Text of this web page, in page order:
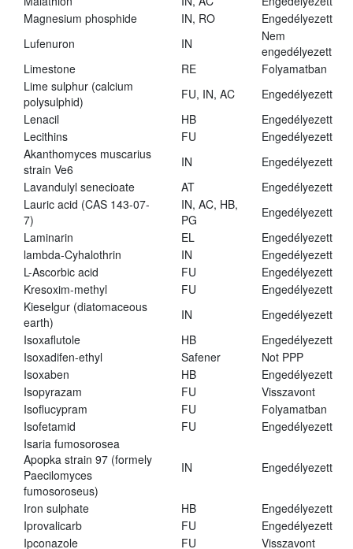
Magnesium phosphide
IN, RO
Engedélyezett
Lufenuron
IN
Nem
engedélyezett
Limestone
RE
Folyamatban
Lime sulphur (calcium
polysulphid)
FU, IN, AC
Engedélyezett
Lenacil
HB
Engedélyezett
Lecithins
FU
Engedélyezett
Akanthomyces muscarius
strain Ve6
IN
Engedélyezett
Lavandulyl senecioate
AT
Engedélyezett
Lauric acid (CAS 143-07-
7)
IN, AC, HB,
PG
Engedélyezett
Laminarin
EL
Engedélyezett
lambda-Cyhalothrin
IN
Engedélyezett
L-Ascorbic acid
FU
Engedélyezett
Kresoxim-methyl
FU
Engedélyezett
Kieselgur (diatomaceous
earth)
IN
Engedélyezett
Isoxaflutole
HB
Engedélyezett
Isoxadifen-ethyl
Safener
Not PPP
Isoxaben
HB
Engedélyezett
Isopyrazam
FU
Visszavont
Isoflucypram
FU
Folyamatban
Isofetamid
FU
Engedélyezett
Isaria fumosorosea
Apopka strain 97 (formely
Paecilomyces
fumosoroseus)
IN Engedélyezett
Iron sulphate HB
Engedélyezett
Iprovalicarb
FU
Engedélyezett
Ipconazole
FU
Visszavont